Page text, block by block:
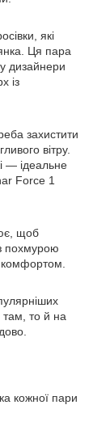
які
Ця пара
дизайнери
із
захистити
вітру.
— ідеальне
Force 1
щоб
похмурою
то й на
кожної пари